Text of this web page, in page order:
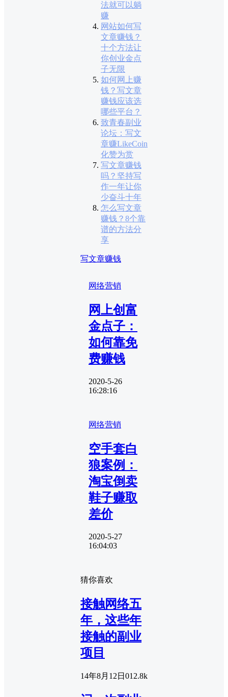
法就可以躺
赚
网站如何写
文章赚钱？
十个方法让
你创业金点
子无限
如何网上赚
钱？写文章
赚钱应该选
哪些平台？
致青春副业
论坛：写文
章赚LikeCoin
化赞为赏
写文章赚钱
吗？坚持写
作一年让你
少奋斗十年
怎么写文章
赚钱？8个靠
谱的方法分
享
写文章赚钱
网络营销
网上创富
金点子：
如何靠免
费赚钱
2020-5-26
16:28:16
网络营销
空手套白
狼案例：
淘宝倒卖
鞋子赚取
差价
2020-5-27
16:04:03
猜你喜欢
接触网络五
年，这些年
接触的副业
项目
14年8月12日 012.8k